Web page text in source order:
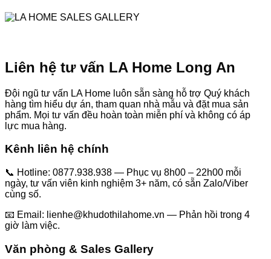
Liên hệ tư vấn LA Home Long An
Đội ngũ tư vấn LA Home luôn sẵn sàng hỗ trợ Quý khách
hàng tìm hiểu dự án, tham quan nhà mẫu và đặt mua sản
phẩm. Mọi tư vấn đều hoàn toàn miễn phí và không có áp
lực mua hàng.
Kênh liên hệ chính
📞 Hotline: 0877.938.938 — Phục vụ 8h00 – 22h00 mỗi
ngày, tư vấn viên kinh nghiệm 3+ năm, có sẵn Zalo/Viber
cùng số.
📧 Email: lienhe@khudothilahome.vn — Phản hồi trong 4
giờ làm việc.
Văn phòng & Sales Gallery